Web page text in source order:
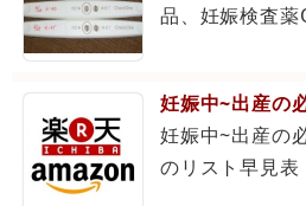
品、妊娠検査薬
妊娠中~出産の
妊娠中~出産の
のリスト早見表